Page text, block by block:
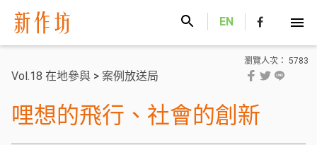
EN
瀏覽人次： 5783
Vol.18 在地參與 > 案例放送局
哩想的飛行、社會的創新